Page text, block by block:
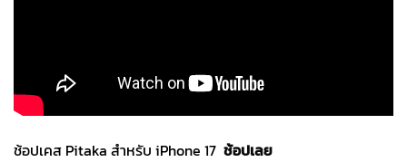
ช้อปเคส Pitaka สำหรับ iPhone 17 ช้อปเลย